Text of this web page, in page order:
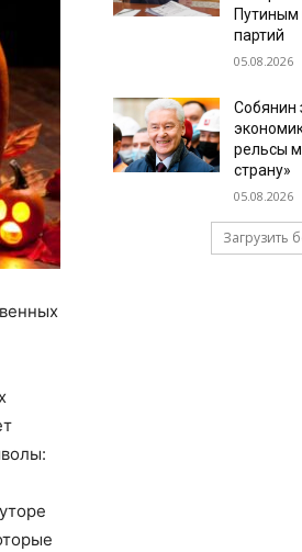
Путиным
партий
05.08.2026
Собянин
рельсы
страну»
05.08.2026
Загрузить